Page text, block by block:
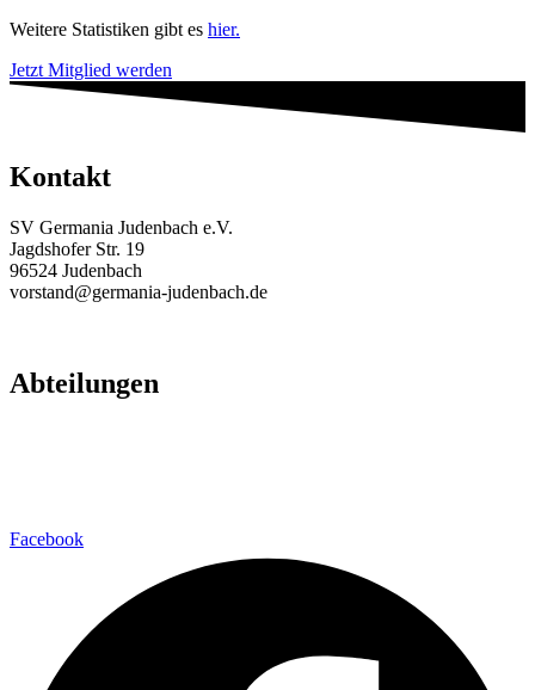
Weitere Statistiken gibt es hier.
Jetzt Mitglied werden
Kontakt
SV Germania Judenbach e.V.
Jagdshofer Str. 19
96524 Judenbach
vorstand@germania-judenbach.de
Abteilungen
Facebook